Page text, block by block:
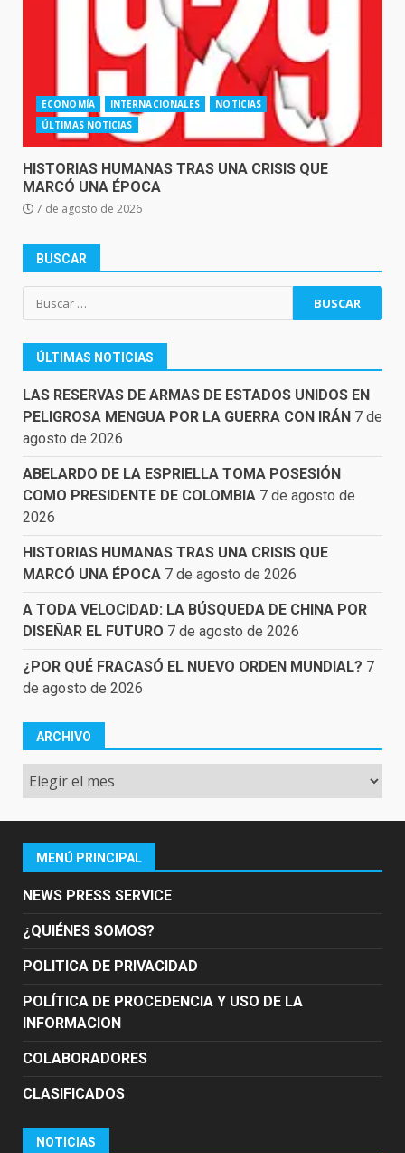
ECONOMÍA INTERNACIONALES
NOTICIAS
ÚLTIMAS NOTICIAS
HISTORIAS HUMANAS TRAS UNA CRISIS QUE
MARCÓ UNA ÉPOCA
7 de agosto de 2026
BUSCAR
Buscar:
ÚLTIMAS NOTICIAS
LAS RESERVAS DE ARMAS DE ESTADOS UNIDOS EN
PELIGROSA MENGUA POR LA GUERRA CON IRÁN 7 de
agosto de 2026
ABELARDO DE LA ESPRIELLA TOMA POSESIÓN
COMO PRESIDENTE DE COLOMBIA 7 de agosto de
2026
HISTORIAS HUMANAS TRAS UNA CRISIS QUE
MARCÓ UNA ÉPOCA 7 de agosto de 2026
A TODA VELOCIDAD: LA BÚSQUEDA DE CHINA POR
DISEÑAR EL FUTURO 7 de agosto de 2026
¿POR QUÉ FRACASÓ EL NUEVO ORDEN MUNDIAL? 7
de agosto de 2026
ARCHIVO
Archivo
MENÚ PRINCIPAL
NEWS PRESS SERVICE
¿QUIÉNES SOMOS?
POLITICA DE PRIVACIDAD
POLÍTICA DE PROCEDENCIA Y USO DE LA
INFORMACION
COLABORADORES
CLASIFICADOS
NOTICIAS